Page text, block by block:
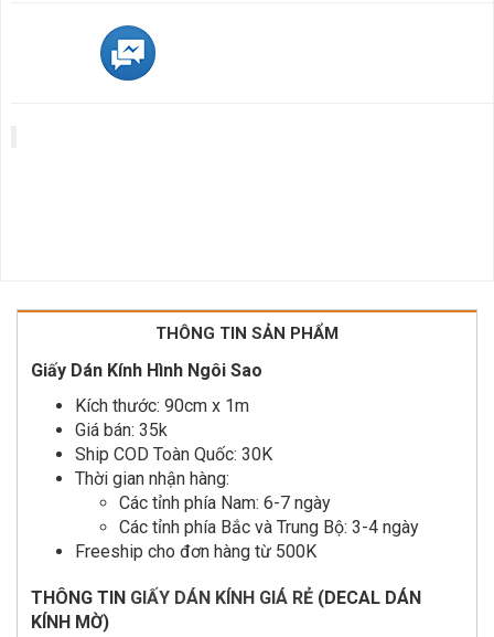
THÔNG TIN SẢN PHẨM
Giấy Dán Kính Hình Ngôi Sao
Kích thước: 90cm x 1m
Giá bán: 35k
Ship COD Toàn Quốc: 30K
Thời gian nhận hàng:
Các tỉnh phía Nam: 6-7 ngày
Các tỉnh phía Bắc và Trung Bộ: 3-4 ngày
Freeship cho đơn hàng từ 500K
THÔNG TIN GIẤY DÁN KÍNH GIÁ RẺ (DECAL DÁN
KÍNH MỜ)